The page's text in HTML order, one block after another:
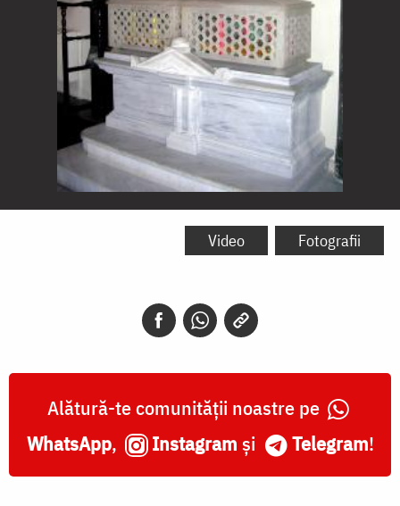
Moaștele
Aur
Video Fotografii
Alătură-te comunității noastre pe
WhatsApp, Instagram și Telegram!